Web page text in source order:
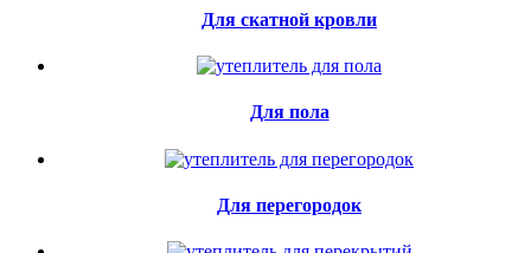
Для скатной кровли
Для пола
Для перегородок